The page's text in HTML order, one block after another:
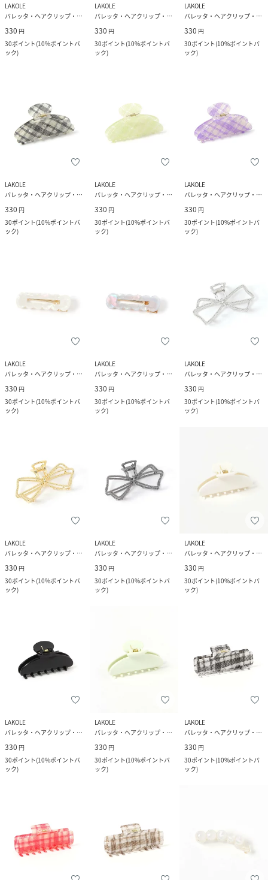
LAKOLE
バレッタ・ヘアクリップ・ヘアピン
330 円
30ポイント(10%ポイントバ
ック)
LAKOLE
バレッタ・ヘアクリップ・ヘアピン
330 円
30ポイント(10%ポイントバ
ック)
LAKOLE
バレッタ・ヘアクリップ・ヘアピン
330 円
30ポイント(10%ポイントバ
ック)
LAKOLE
バレッタ・ヘアクリップ・ヘアピン
330 円
30ポイント(10%ポイントバ
ック)
LAKOLE
バレッタ・ヘアクリップ・ヘアピン
330 円
30ポイント(10%ポイントバ
ック)
LAKOLE
バレッタ・ヘアクリップ・ヘアピン
330 円
30ポイント(10%ポイントバ
ック)
LAKOLE
バレッタ・ヘアクリップ・ヘアピン
330 円
30ポイント(10%ポイントバ
ック)
LAKOLE
バレッタ・ヘアクリップ・ヘアピン
330 円
30ポイント(10%ポイントバ
ック)
LAKOLE
バレッタ・ヘアクリップ・ヘアピン
330 円
30ポイント(10%ポイントバ
ック)
LAKOLE
バレッタ・ヘアクリップ・ヘアピン
330 円
30ポイント(10%ポイントバ
ック)
LAKOLE
バレッタ・ヘアクリップ・ヘアピン
330 円
30ポイント(10%ポイントバ
ック)
LAKOLE
バレッタ・ヘアクリップ・ヘアピン
330 円
30ポイント(10%ポイントバ
ック)
LAKOLE
バレッタ・ヘアクリップ・ヘアピン
330 円
30ポイント(10%ポイントバ
ック)
LAKOLE
バレッタ・ヘアクリップ・ヘアピン
330 円
30ポイント(10%ポイントバ
ック)
LAKOLE
バレッタ・ヘアクリップ・ヘアピン
330 円
30ポイント(10%ポイントバ
ック)